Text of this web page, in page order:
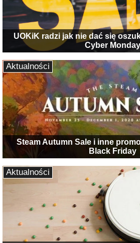
UOKiK radzi jak nie dać się
Cyber Monday
Steam Autumn Sale i inne
Black Friday
Aktualności
Aktualności